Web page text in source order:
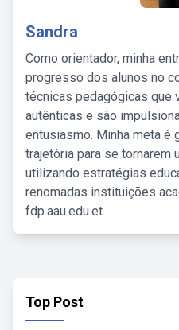
Sandra
Como orientador, minha
progresso dos alunos no
técnicas pedagógicas que
autênticas e são
entusiasmo. Minha meta é
trajetória para se tornarem
utilizando estratégias
renomadas instituições
fdp.aau.edu.et.
Top Post